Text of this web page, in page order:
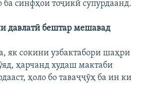
синфҳои тоҷикӣ супурдаанд.
давлатӣ бештар мешавад
як сокини узбактабори шаҳри
ҳарчанд худаш мактаби
ҳоло бо таваҷҷӯҳ ба ин ки